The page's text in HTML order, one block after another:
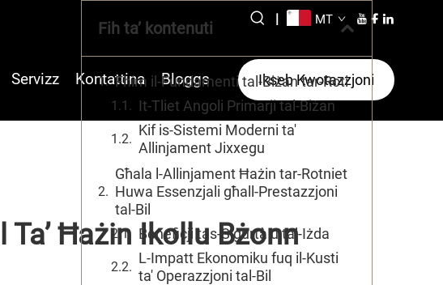
| MT
Servizz Kontattina Bloggs Ikseb Kwotazzjoni
Ta’ Ħażin Ikollu Bżonn
Fih ta’ kontenuti
Fhim il-Fundamenti tal-Biżan tar-Roti
It-Tliet Angoli Primarji tal-Biżan
Kif is-Sistemi Moderni ta'
Allinjament Jixxegu
Għala l-Allinjament Ħażin tar-Rotniet
Huwa Essenzjali għall-Prestazzjoni
tal-Bil
Benefiċji tas-Sigurtà u tal-Iżda
L-Impatt Ekonomiku fuq il-Kusti
ta' Operazzjoni tal-Bil